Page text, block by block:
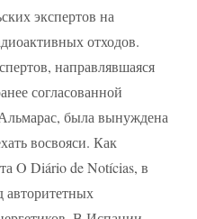
экспертов на
отходов.
направлявшаяся
согласованной
была вынуждена
восвояси. Как
O Diário de Notícias, в
авторитетных